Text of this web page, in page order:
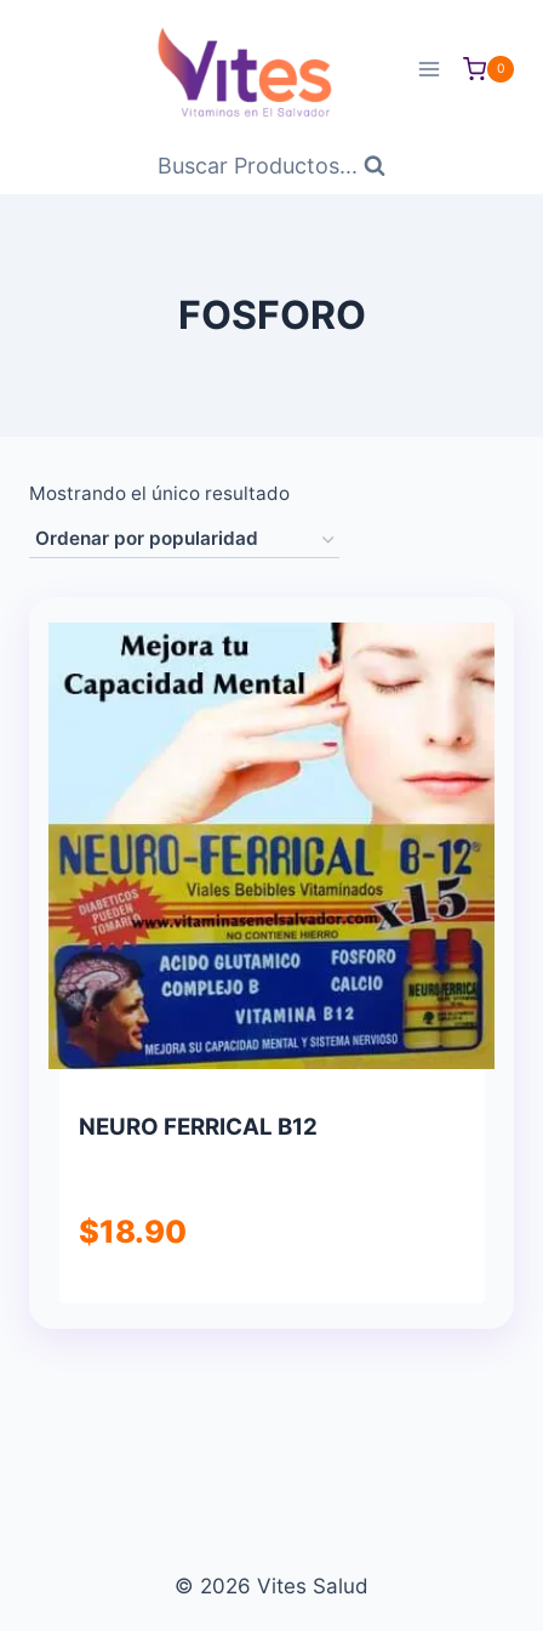
0
Buscar Productos...
FOSFORO
Mostrando el único resultado
NEURO FERRICAL B12
$18.90
© 2026 Vites Salud